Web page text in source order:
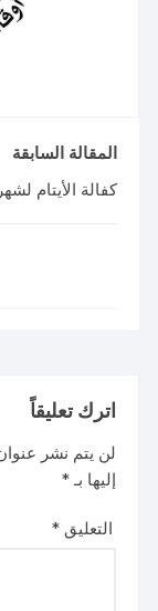
المقالة السابقة
كفالة الأيتام لشهر
اترك تعليقاً
لن يتم نشر
إليها بـ*
التعليق*